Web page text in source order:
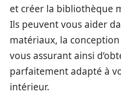
et créer la bibliothèque
Ils peuvent vous aider
matériaux, la
vous assurant ainsi
parfaitement adapté à
intérieur.